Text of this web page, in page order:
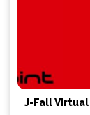
J-Fall